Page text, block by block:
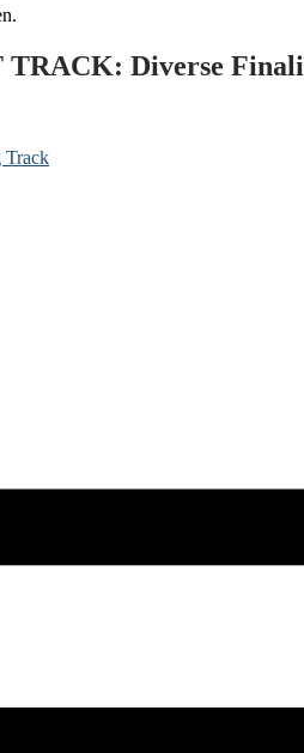
Diverse Finali
Track